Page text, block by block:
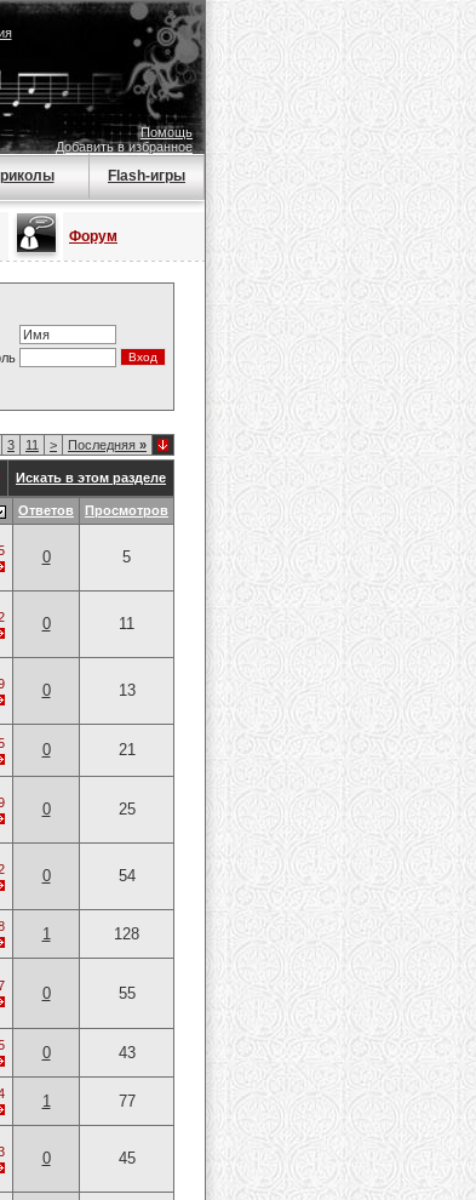
Помощь
Добавить в избранное
Flash-игры
Форум
3 11 > Последняя »
Искать в этом разделе
Ответов Просмотров
0 5
0 11
0 13
0 21
0 25
0 54
1 128
0 55
0 43
1 77
0 45